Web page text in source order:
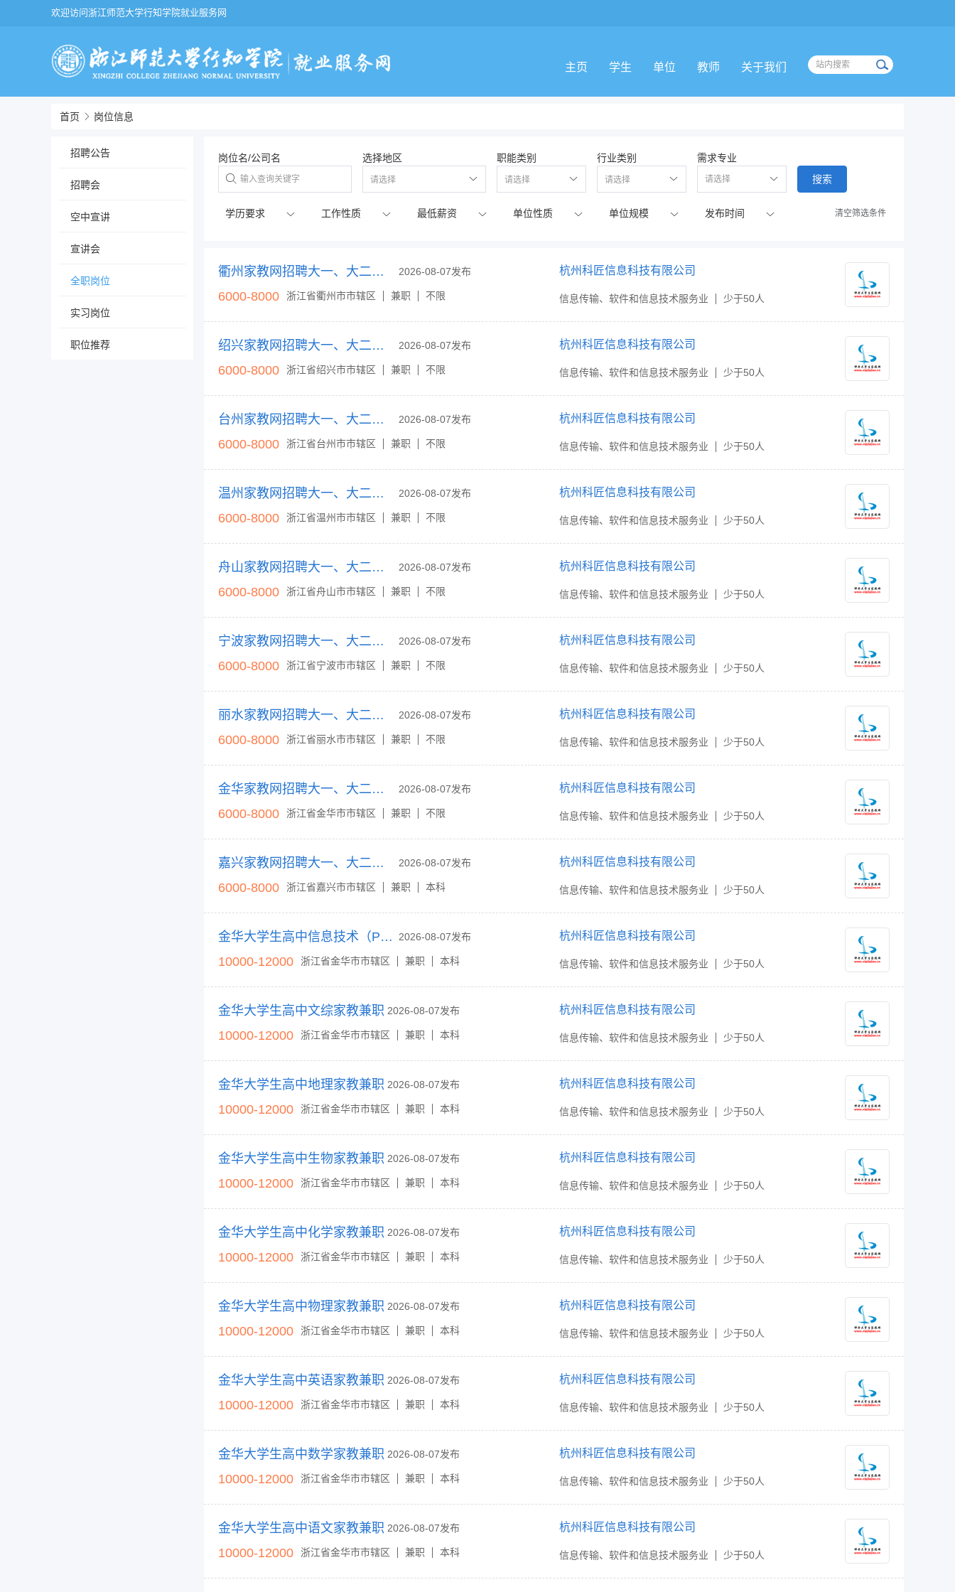
欢迎访问浙江师范大学行知学院就业服务网
主页 学生 单位 教师 关于我们
首页 岗位信息
招聘公告
招聘会
空中宣讲
宣讲会
全职岗位
实习岗位
职位推荐
岗位名/公司名 选择地区
请选择
职能类别
请选择
行业类别
请选择
需求专业
搜索
清空筛选条件
杭州科匠信息科技有限公司
信息传输、软件和信息技术服务业 少于50人
衢州家教网招聘大一、大二等各年级大学生家教兼职 2026-08-07发布
6000-8000 浙江省衢州市市辖区 兼职 不限
杭州科匠信息科技有限公司
信息传输、软件和信息技术服务业 少于50人
绍兴家教网招聘大一、大二等各年级大学生家教兼职 2026-08-07发布
6000-8000 浙江省绍兴市市辖区 兼职 不限
杭州科匠信息科技有限公司
信息传输、软件和信息技术服务业 少于50人
台州家教网招聘大一、大二等各年级大学生家教兼职 2026-08-07发布
6000-8000 浙江省台州市市辖区 兼职 不限
杭州科匠信息科技有限公司
信息传输、软件和信息技术服务业 少于50人
温州家教网招聘大一、大二等各年级大学生家教兼职 2026-08-07发布
6000-8000 浙江省温州市市辖区 兼职 不限
杭州科匠信息科技有限公司
信息传输、软件和信息技术服务业 少于50人
舟山家教网招聘大一、大二等各年级大学生家教兼职 2026-08-07发布
6000-8000 浙江省舟山市市辖区 兼职 不限
杭州科匠信息科技有限公司
信息传输、软件和信息技术服务业 少于50人
宁波家教网招聘大一、大二等各年级大学生家教兼职 2026-08-07发布
6000-8000 浙江省宁波市市辖区 兼职 不限
杭州科匠信息科技有限公司
信息传输、软件和信息技术服务业 少于50人
丽水家教网招聘大一、大二等各年级大学生家教兼职 2026-08-07发布
6000-8000 浙江省丽水市市辖区 兼职 不限
杭州科匠信息科技有限公司
信息传输、软件和信息技术服务业 少于50人
金华家教网招聘大一、大二等各年级大学生家教兼职 2026-08-07发布
6000-8000 浙江省金华市市辖区 兼职 不限
杭州科匠信息科技有限公司
信息传输、软件和信息技术服务业 少于50人
嘉兴家教网招聘大一、大二等各年级大学生家教兼职 2026-08-07发布
6000-8000 浙江省嘉兴市市辖区 兼职 本科
杭州科匠信息科技有限公司
信息传输、软件和信息技术服务业 少于50人
金华大学生高中信息技术（Python、C++、Java等）家教兼职 2026-08-07发布
10000-12000 浙江省金华市市辖区 兼职 本科
杭州科匠信息科技有限公司
信息传输、软件和信息技术服务业 少于50人
金华大学生高中文综家教兼职 2026-08-07发布
10000-12000 浙江省金华市市辖区 兼职 本科
杭州科匠信息科技有限公司
信息传输、软件和信息技术服务业 少于50人
金华大学生高中地理家教兼职 2026-08-07发布
10000-12000 浙江省金华市市辖区 兼职 本科
杭州科匠信息科技有限公司
信息传输、软件和信息技术服务业 少于50人
金华大学生高中生物家教兼职 2026-08-07发布
10000-12000 浙江省金华市市辖区 兼职 本科
杭州科匠信息科技有限公司
信息传输、软件和信息技术服务业 少于50人
金华大学生高中化学家教兼职 2026-08-07发布
10000-12000 浙江省金华市市辖区 兼职 本科
杭州科匠信息科技有限公司
信息传输、软件和信息技术服务业 少于50人
金华大学生高中物理家教兼职 2026-08-07发布
10000-12000 浙江省金华市市辖区 兼职 本科
杭州科匠信息科技有限公司
信息传输、软件和信息技术服务业 少于50人
金华大学生高中英语家教兼职 2026-08-07发布
10000-12000 浙江省金华市市辖区 兼职 本科
杭州科匠信息科技有限公司
信息传输、软件和信息技术服务业 少于50人
金华大学生高中数学家教兼职 2026-08-07发布
10000-12000 浙江省金华市市辖区 兼职 本科
杭州科匠信息科技有限公司
信息传输、软件和信息技术服务业 少于50人
金华大学生高中语文家教兼职 2026-08-07发布
10000-12000 浙江省金华市市辖区 兼职 本科